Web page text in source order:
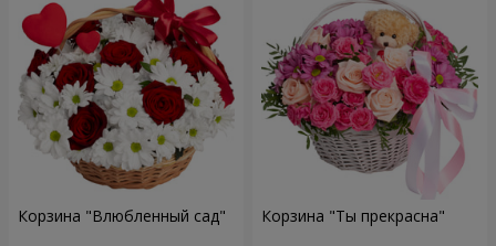
Корзина "Влюбленный сад" Корзина "Ты прекрасна"